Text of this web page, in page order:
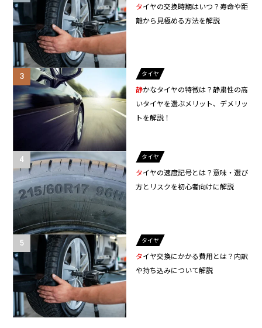
タイヤの交換時期はいつ？寿命や距
離から見極める方法を解説
タイヤ
静かなタイヤの特徴は？静粛性の高
いタイヤを選ぶメリット、デメリッ
トを解説！
タイヤ
タイヤの速度記号とは？意味・選び
方とリスクを初心者向けに解説
タイヤ
タイヤ交換にかかる費用とは？内訳
や持ち込みについて解説